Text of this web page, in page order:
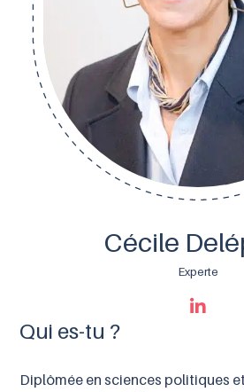
Cécile
Experte
Qui es-tu ?
Diplômée en sciences politiques